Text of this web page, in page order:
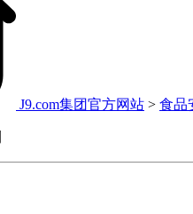
J9.com集团官方网站 > 食品